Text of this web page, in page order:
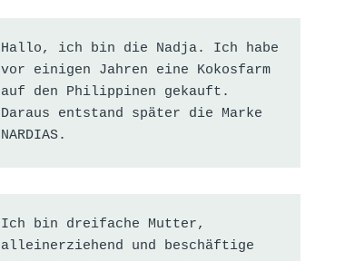
Hallo, ich bin die Nadja. Ich habe
vor einigen Jahren eine Kokosfarm
auf den Philippinen gekauft.
Daraus entstand später die Marke
NARDIAS.
Ich bin dreifache Mutter,
alleinerziehend und beschäftige